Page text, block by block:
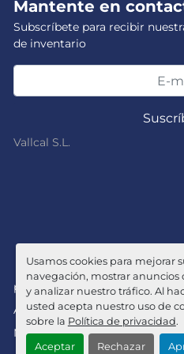
Usamos cookies para mejorar
navegación, mostrar
y analizar nuestro tráfico. Al
usted acepta nuestro uso de
sobre la Política de privacidad.
Aceptar Rechazar
Mantente en
Subscríbete para recibir
de inventario
Vallcal S.L.
política de privacidad
Administrar cookies
Machinio Systemsitio web de